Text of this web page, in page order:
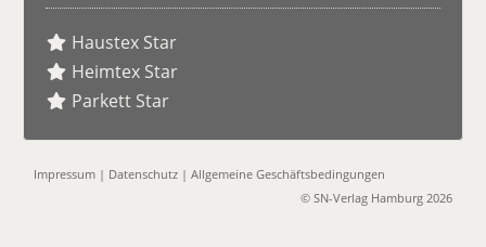
Haustex Star
Heimtex Star
Parkett Star
Impressum | Datenschutz |Allgemeine Geschäftsbedingungen
© SN-Verlag Hamburg 2026